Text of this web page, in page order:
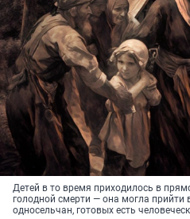
Детей в то время приходилось в
голодной смерти — она могла прийти
односельчан, готовых есть